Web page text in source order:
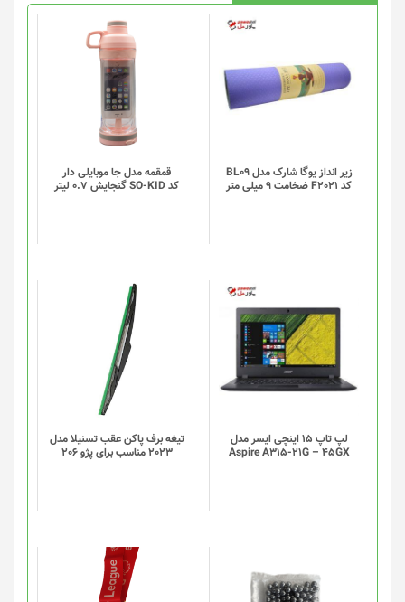
زیر انداز یوگا شارک مدل BL09
کد F2021 ضخامت 9 میلی متر
قمقمه مدل جا موبایلی دار
کد SO-KID گنجایش 0.7 لیتر
این
محصول
دارای
انواع
مختلفی
می
باشد.
گزینه
ها
لپ تاپ 15 اینچی ایسر مدل
Aspire A315-21G – 45GX
تیغه برف پاکن عقب تسنیلا مدل
2023 مناسب برای پژو 206
این
محصول
این
محصول